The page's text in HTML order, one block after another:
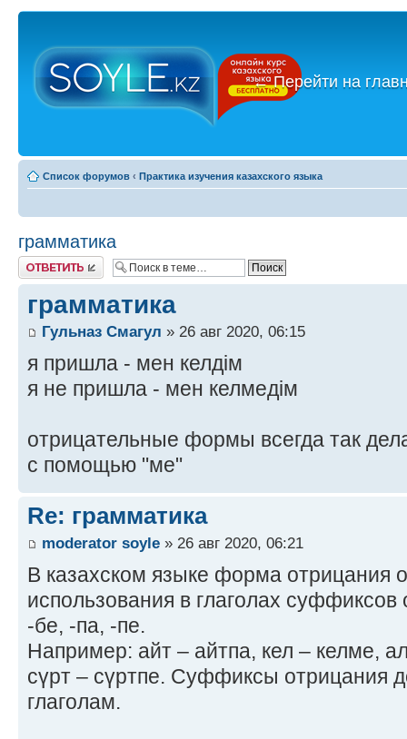
←Перейти на
Список форумов ‹ Практика изучения казахского языка
грамматика
Ответить
грамматика
Гульназ Смагул » 26 авг 2020, 06:15
я пришла - мен келдім
я не пришла - мен келмедім
отрицательные формы всегда так
с помощью "ме"
Re: грамматика
moderator soyle » 26 авг 2020, 06:21
В казахском языке форма отрицания
использования в глаголах
-бе, -па, -пе.
Например: айт – айтпа, кел – келме,
сүрт – сүртпе. Суффиксы отрицания
глаголам.